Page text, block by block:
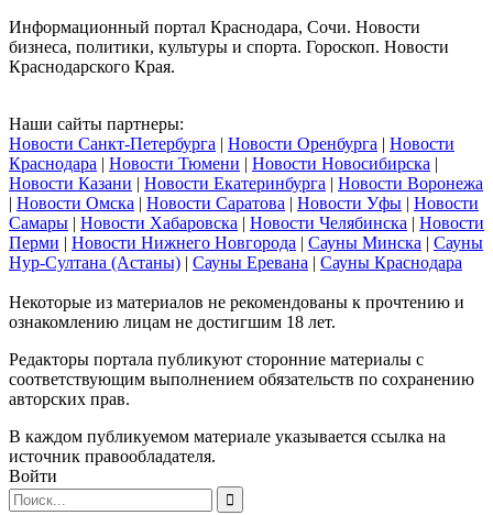
Информационный портал Краснодара, Сочи. Новости
бизнеса, политики, культуры и спорта. Гороскоп. Новости
Краснодарского Края.
Наши сайты партнеры:
Новости Санкт-Петербурга | Новости Оренбурга | Новости
Краснодара | Новости Тюмени | Новости Новосибирска |
Новости Казани | Новости Екатеринбурга | Новости Воронежа
| Новости Омска | Новости Саратова | Новости Уфы | Новости
Самары | Новости Хабаровска | Новости Челябинска | Новости
Перми | Новости Нижнего Новгорода | Сауны Минска | Сауны
Нур-Султана (Астаны) | Сауны Еревана | Сауны Краснодара
Некоторые из материалов не рекомендованы к прочтению и
ознакомлению лицам не достигшим 18 лет.
Редакторы портала публикуют сторонние материалы с
соответствующим выполнением обязательств по сохранению
авторских прав.
В каждом публикуемом материале указывается ссылка на
источник правообладателя.
Войти